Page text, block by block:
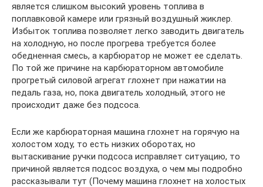
является слишком высокий уровень топлива в
поплавковой камере или грязный воздушный жиклер.
Избыток топлива позволяет легко заводить двигатель
на холодную, но после прогрева требуется более
обедненная смесь, а карбюратор не может ее сделать.
По той же причине на карбюраторном автомобиле
прогретый силовой агрегат глохнет при нажатии на
педаль газа, но, пока двигатель холодный, этого не
происходит даже без подсоса.
Если же карбюраторная машина глохнет на горячую на
холостом ходу, то есть низких оборотах, но
вытаскивание ручки подсоса исправляет ситуацию, то
причиной является подсос воздуха, о чем мы подробно
рассказывали тут (Почему машина глохнет на холостых